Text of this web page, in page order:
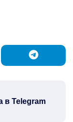
в Telegram